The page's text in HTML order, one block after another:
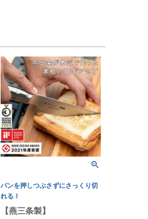
パンを押しつぶさずにさっくり切
れる！
【燕三条製】